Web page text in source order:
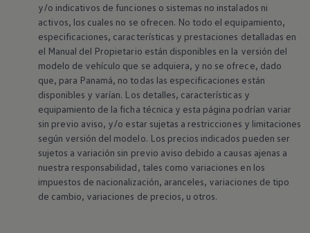
y/o indicativos de funciones o sistemas no instalados ni
activos, los cuales no se ofrecen. No todo el equipamiento,
especificaciones, características y prestaciones detalladas en
el Manual del Propietario están disponibles en la versión del
modelo de vehículo que se adquiera, y no se ofrece, dado
que, para Panamá, no todas las especificaciones están
disponibles y varían. Los detalles, características y
equipamiento de la ficha técnica y esta página podrían variar
sin previo aviso, y/o estar sujetas a restricciones y limitaciones
según versión del modelo. Los precios indicados pueden ser
sujetos a variación sin previo aviso debido a causas ajenas a
nuestra responsabilidad, tales como variaciones en los
impuestos de nacionalización, aranceles, variaciones de tipo
de cambio, variaciones de precios, u otros.